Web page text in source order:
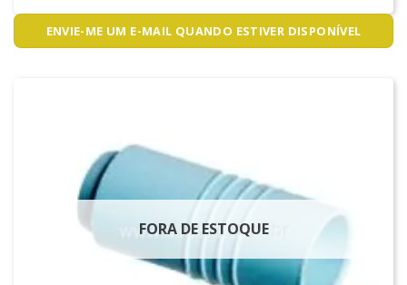
ENVIE-ME UM E-MAIL QUANDO ESTIVER DISPONÍVEL
FORA DE ESTOQUE